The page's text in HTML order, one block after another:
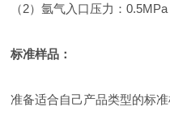
（2）氩气入口压力：0.5MPa
标准样品：
准备适合自己产品类型的标准